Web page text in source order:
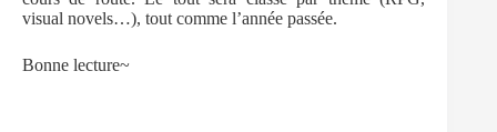
visual novels…), tout comme l’année passée.
Bonne lecture~